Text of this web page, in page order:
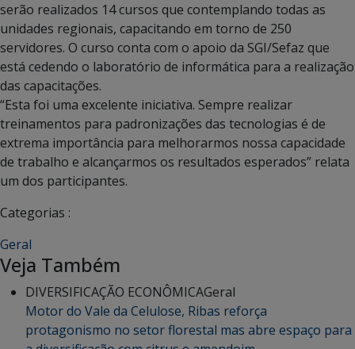
serão realizados 14 cursos que contemplando todas as
unidades regionais, capacitando em torno de 250
servidores. O curso conta com o apoio da SGI/Sefaz que
está cedendo o laboratório de informática para a realização
das capacitações.
“Esta foi uma excelente iniciativa. Sempre realizar
treinamentos para padronizações das tecnologias é de
extrema importância para melhorarmos nossa capacidade
de trabalho e alcançarmos os resultados esperados” relata
um dos participantes.
Categorias :
Geral
Veja Também
DIVERSIFICAÇÃO ECONÔMICAGeral
Motor do Vale da Celulose, Ribas reforça
protagonismo no setor florestal mas abre espaço para